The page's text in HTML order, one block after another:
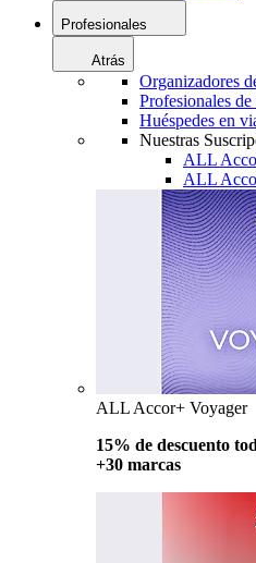
Profesionales
Atrás
Organizadores
Profesionales de
Huéspedes en
Nuestras
ALL
ALL
ALL Accor+ Voyager
15% de descuento
+30 marcas